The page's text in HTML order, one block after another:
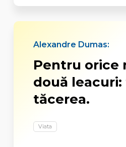
Alexandre Dumas:
Pentru orice
două
tăcerea.
Viata